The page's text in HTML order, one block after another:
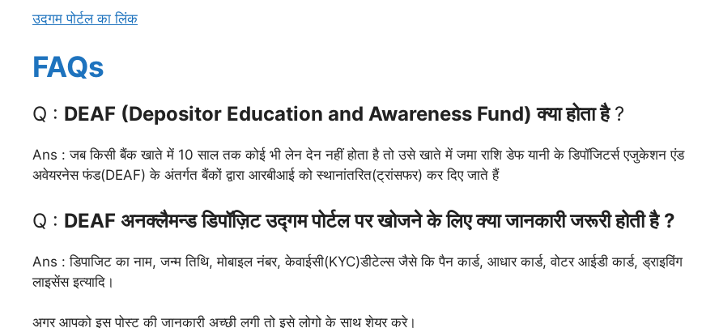
उदगम पोर्टल का लिंक
FAQs
Q : DEAF (Depositor Education and Awareness Fund) क्या होता है ?
Ans : जब किसी बैंक खाते में 10 साल तक कोई भी लेन देन नहीं होता है तो उसे खाते में जमा राशि डेफ यानी के डिपॉजिटर्स एजुकेशन एंड
अवेयरनेस फंड(DEAF) के अंतर्गत बैंकों द्वारा आरबीआई को स्थानांतरित(ट्रांसफर) कर दिए जाते हैं
Q : DEAF अनक्लैमन्ड डिपॉज़िट उद्गम पोर्टल पर खोजने के लिए क्या जानकारी जरूरी होती है ?
Ans : डिपाजिट का नाम, जन्म तिथि, मोबाइल नंबर, केवाईसी(KYC)डीटेल्स जैसे कि पैन कार्ड, आधार कार्ड, वोटर आईडी कार्ड, ड्राइविंग
लाइसेंस इत्यादि।
अगर आपको इस पोस्ट की जानकारी अच्छी लगी तो इसे लोगो के साथ शेयर करे।